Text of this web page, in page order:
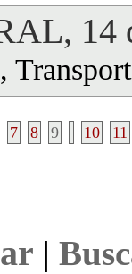
14
7 8 9 10 11
|